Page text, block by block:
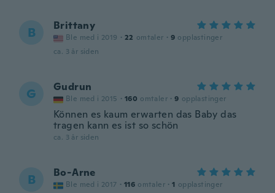
B Brittany
Ble med i 2019 · 22 omtaler · 9 opplastinger
ca. 3 år siden
G Gudrun
Ble med i 2015 · 160 omtaler · 9 opplastinger
Können es kaum erwarten das Baby das
tragen kann es ist so schön
ca. 3 år siden
B Bo-Arne
Ble med i 2017 · 116 omtaler · 1 opplastinger